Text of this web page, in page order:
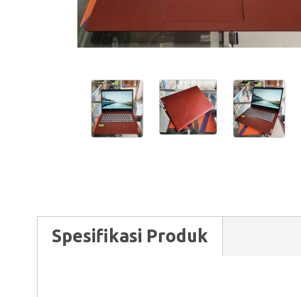
Spesifikasi Produk